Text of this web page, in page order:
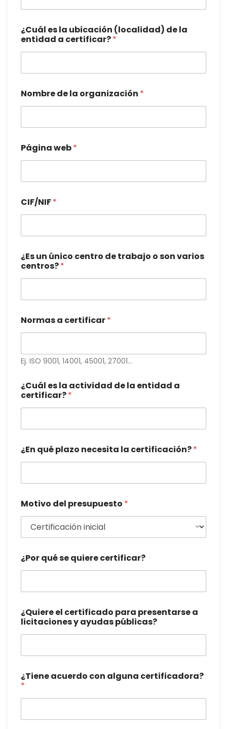
¿Cuál es la ubicación (localidad) de la
entidad a certificar?*
Nombre de la organización *
Página web*
CIF/NIF*
¿Es un único centro de trabajo o son varios
centros?*
Normas a certificar*
Ej. ISO 9001, 14001, 45001, 27001…
¿Cuál es la actividad de la entidad a
certificar?*
¿En qué plazo necesita la certificación?*
Motivo del presupuesto *
¿Por qué se quiere certificar?
¿Quiere el certificado para presentarse a
licitaciones y ayudas públicas?
¿Tiene acuerdo con alguna certificadora?
*